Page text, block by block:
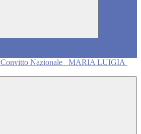
Convitto Nazionale
MARIA LUIGIA